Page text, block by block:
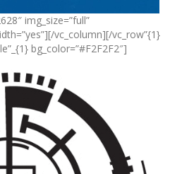
img_size=”full”
vc_column][/vc_row”{1}
bg_color=”#F2F2F2″]